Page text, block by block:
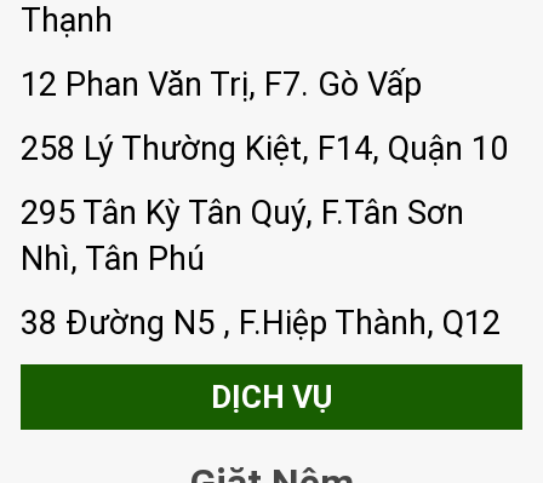
Thạnh
12 Phan Văn Trị, F7. Gò Vấp
258 Lý Thường Kiệt, F14, Quận 10
295 Tân Kỳ Tân Quý, F.Tân Sơn
Nhì, Tân Phú
38 Đường N5 , F.Hiệp Thành, Q12
DỊCH VỤ